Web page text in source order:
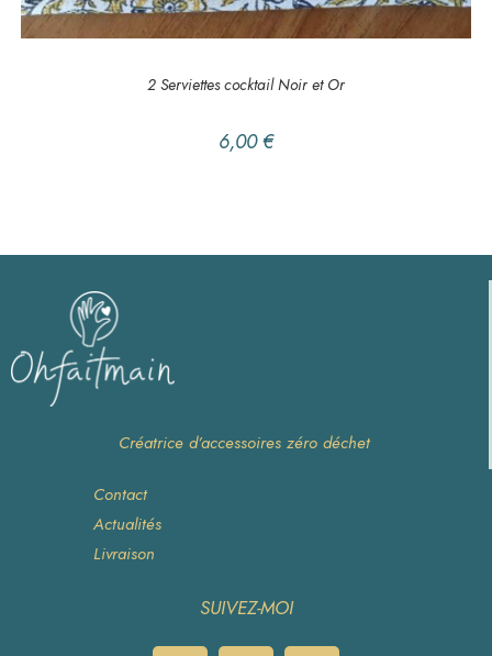
2 Serviettes cocktail Noir et Or
6,00€
Créatrice d’accessoires zéro déchet
Contact
Actualités
Livraison
SUIVEZ-MOI